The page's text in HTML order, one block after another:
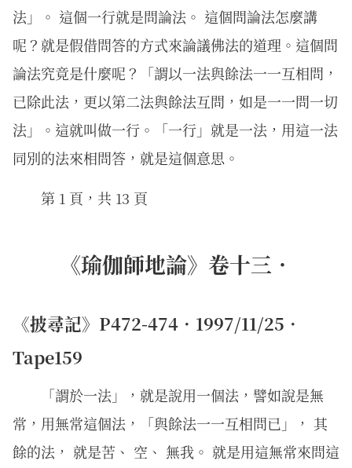
法」。 這個一行就是問論法。 這個問論法怎麼講
呢？就是假借問答的方式來論議佛法的道理。這個問
論法究竟是什麼呢？「謂以一法與餘法一一互相問，
已除此法，更以第二法與餘法互問，如是一一問一切
法」。這就叫做一行。「一行」就是一法，用這一法
同別的法來相問答，就是這個意思。
第 1 頁，共 13 頁
《瑜伽師地論》卷十三．
《披尋記》P472-474．1997/11/25．
Tape159
「謂於一法」，就是說用一個法，譬如說是無
常，用無常這個法，「與餘法一一互相問已」， 其
餘的法， 就是苦、 空、 無我。 就是用這無常來問這